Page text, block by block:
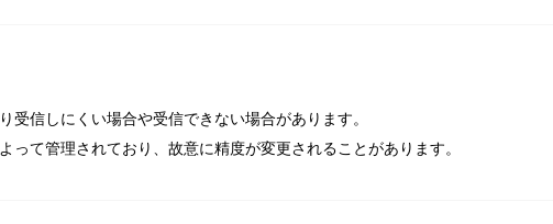
受信しにくい場合や受信できない場合があります。
って管理されており、故意に精度が変更されることがあります。